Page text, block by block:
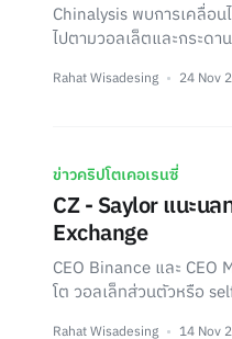
Chinalysis พบการเคลื่อ
ไปตามวอลเล็ตและกระด
Rahat Wisadesing 24 Nov
ข่าวคริปโตเคอเรนซี่
CZ - Saylor แนะน
Exchange
CEO Binance และ
โต วอลเล็ทส่วนตัวหรือ
Rahat Wisadesing 14 Nov